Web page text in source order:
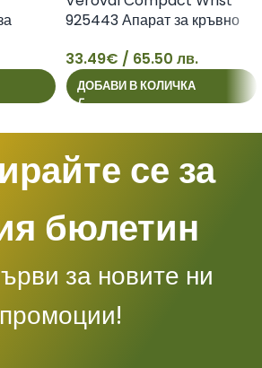
33
925443 Апарат за кръвно
33.49€ / 65.50 лв.
ДОБАВИ В КОЛИЧКА
се за
бюлетин
за новите ни
промоции!